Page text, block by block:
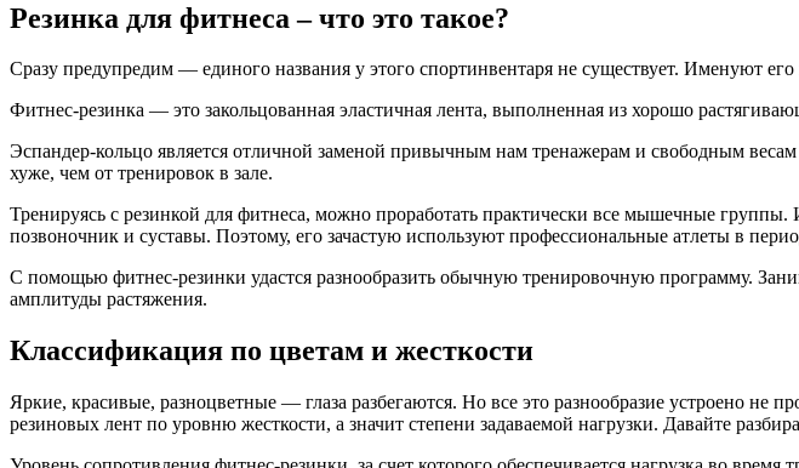
Резинка для фитнеса – что это такое?
Сразу предупредим — единого названия у этого спортинвентаря не существует. Именуют
Фитнес-резинка — это закольцованная эластичная лента, выполненная из хорошо
Эспандер-кольцо является отличной заменой привычным нам тренажерам и свободным
хуже, чем от тренировок в зале.
Тренируясь с резинкой для фитнеса, можно проработать практически все мышечные
позвоночник и суставы. Поэтому, его зачастую используют профессиональные атлеты в
С помощью фитнес-резинки удастся разнообразить обычную тренировочную программу.
амплитуды растяжения.
Классификация по цветам и жесткости
Яркие, красивые, разноцветные — глаза разбегаются. Но все это разнообразие устроено не
резиновых лент по уровню жесткости, а значит степени задаваемой нагрузки. Давайте